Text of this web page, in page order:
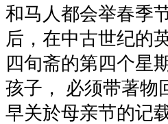
和马人都会举春季
后，在中古世纪的
四旬斋的第四个星
孩子， 必须带著物
早关於母亲节的记